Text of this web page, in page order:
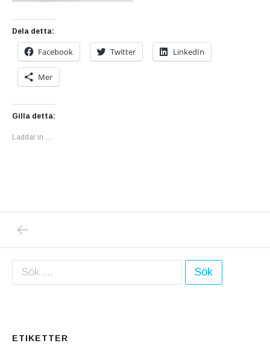
Dela detta:
Facebook Twitter LinkedIn
Mer
Gilla detta:
Laddar in …
Inläggsnavigering
Sök efter:
ETIKETTER